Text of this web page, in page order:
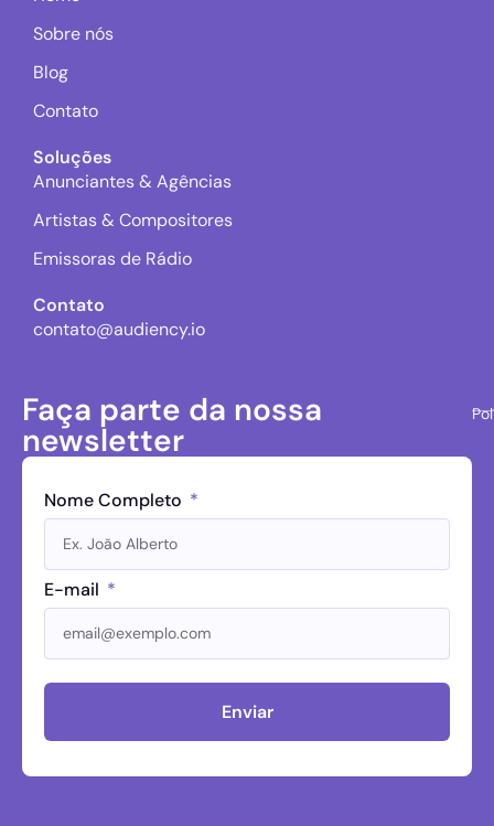
Sobre nós
Blog
Contato
Soluções
Anunciantes & Agências
Artistas & Compositores
Emissoras de Rádio
Contato
contato@audiency.io
Faça parte da nossa
newsletter
Nome Completo
E-mail
Enviar